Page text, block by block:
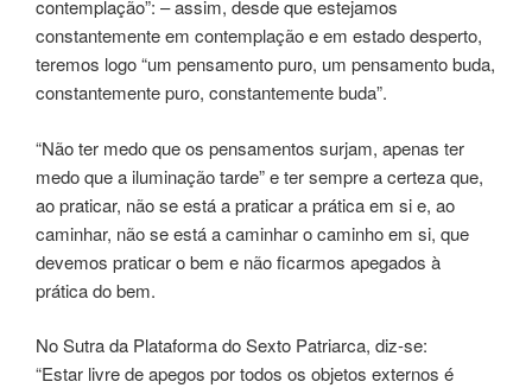
contemplação”: – assim, desde que estejamos
constantemente em contemplação e em estado desperto,
teremos logo “um pensamento puro, um pensamento buda,
constantemente puro, constantemente buda”.
“Não ter medo que os pensamentos surjam, apenas ter
medo que a iluminação tarde” e ter sempre a certeza que,
ao praticar, não se está a praticar a prática em si e, ao
caminhar, não se está a caminhar o caminho em si, que
devemos praticar o bem e não ficarmos apegados à
prática do bem.
No Sutra da Plataforma do Sexto Patriarca, diz-se:
“Estar livre de apegos por todos os objetos externos é